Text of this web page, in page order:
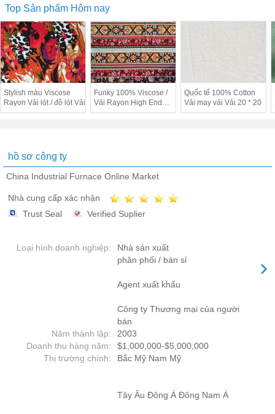
Top Sản phẩm Hôm nay
Stylish màu Viscose
Rayon Vải lót / đồ lót Vải
Funky 100% Viscose /
Vải Rayon High End
phục Vải T96% / SP4%
Quốc tế 100% Cotton
Vải may vải Vải 20 * 20
hồ sơ công ty
China Industrial Furnace Online Market
Nhà cung cấp xác nhận
Trust Seal
Verified Suplier
Loại hình doanh nghiệp:
Nhà sản xuất
phân phối / bán sỉ
Agent xuất khẩu
Công ty Thương mại của người
bán
Năm thành lập:
2003
Doanh thu hàng năm:
$1,000,000-$5,000,000
Thị trường chính:
Bắc Mỹ Nam Mỹ
Tây Âu Đông Á Đông Nam Á